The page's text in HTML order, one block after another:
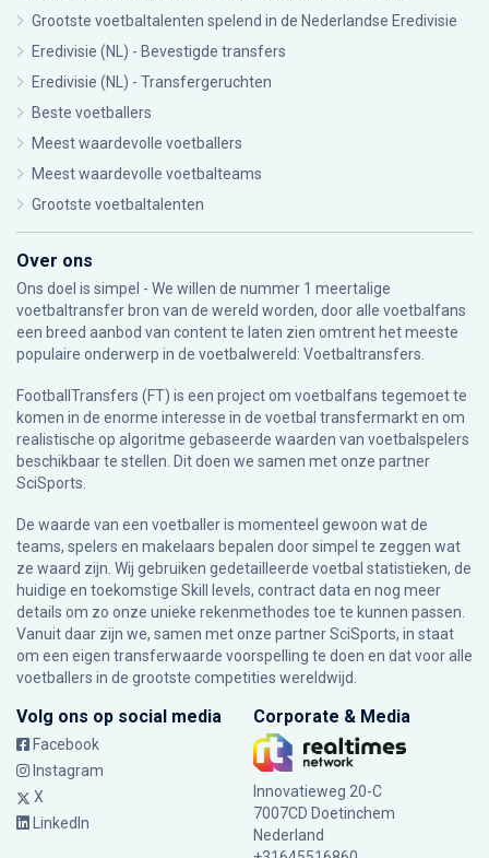
Grootste voetbaltalenten spelend in de Nederlandse Eredivisie
Eredivisie (NL) - Bevestigde transfers
Eredivisie (NL) - Transfergeruchten
Beste voetballers
Meest waardevolle voetballers
Meest waardevolle voetbalteams
Grootste voetbaltalenten
Over ons
Ons doel is simpel - We willen de nummer 1 meertalige
voetbaltransfer bron van de wereld worden, door alle voetbalfans
een breed aanbod van content te laten zien omtrent het meeste
populaire onderwerp in de voetbalwereld: Voetbaltransfers.
FootballTransfers (FT) is een project om voetbalfans tegemoet te
komen in de enorme interesse in de voetbal transfermarkt en om
realistische op algoritme gebaseerde waarden van voetbalspelers
beschikbaar te stellen. Dit doen we samen met onze partner
SciSports
De waarde van een voetballer is momenteel gewoon wat de
teams, spelers en makelaars bepalen door simpel te zeggen wat
ze waard zijn. Wij gebruiken gedetailleerde voetbal statistieken, de
huidige en toekomstige Skill levels, contract data en nog meer
details om zo onze unieke rekenmethodes toe te kunnen passen.
Vanuit daar zijn we, samen met onze partner SciSports, in staat
om een eigen transferwaarde voorspelling te doen en dat voor alle
voetballers in de grootste competities wereldwijd.
Volg ons op social media
Facebook
Instagram
X
LinkedIn
Corporate & Media
Innovatieweg 20-C
7007CD Doetinchem
Nederland